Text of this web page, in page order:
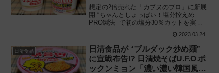
ードル」を徹底比較
想定の2倍売れた「カプヌのプロ」に新展
開 “ちゃんとしょっぱい！塩分控えめ
PRO製法” で初の塩分30％カットを実現!!
PRO 1日分のカルシウム＆ビタミンD」を
食べてみた感想と評価・レビューです。
2023.03.24
日清食品
日清食品が “ブルダック炒め麺”
に宣戦布告!? 日清焼そばU.F.O.ポ
ックンミョン「濃い濃い韓国風甘